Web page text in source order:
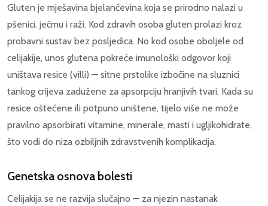
Gluten je mješavina bjelančevina koja se prirodno nalazi u
pšenici, ječmu i raži. Kod zdravih osoba gluten prolazi kroz
probavni sustav bez posljedica. No kod osobe oboljele od
celijakije, unos glutena pokreće imunološki odgovor koji
uništava resice (villi) — sitne prstolike izbočine na sluznici
tankog crijeva zadužene za apsorpciju hranjivih tvari. Kada su
resice oštećene ili potpuno uništene, tijelo više ne može
pravilno apsorbirati vitamine, minerale, masti i ugljikohidrate,
što vodi do niza ozbiljnih zdravstvenih komplikacija.
Genetska osnova bolesti
Celijakija se ne razvija slučajno — za njezin nastanak